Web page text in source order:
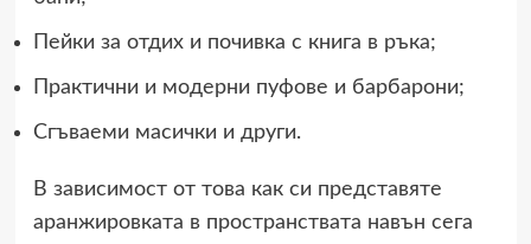
Пейки за отдих и почивка с книга в ръка;
Практични и модерни пуфове и барбарони;
Сгъваеми масички и други.
В зависимост от това как си представяте
аранжировката в пространствата навън сега